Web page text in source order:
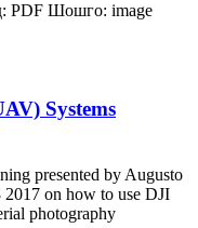
PDF Шошго: image
Systems
presented by Augusto
on how to use DJI
photography